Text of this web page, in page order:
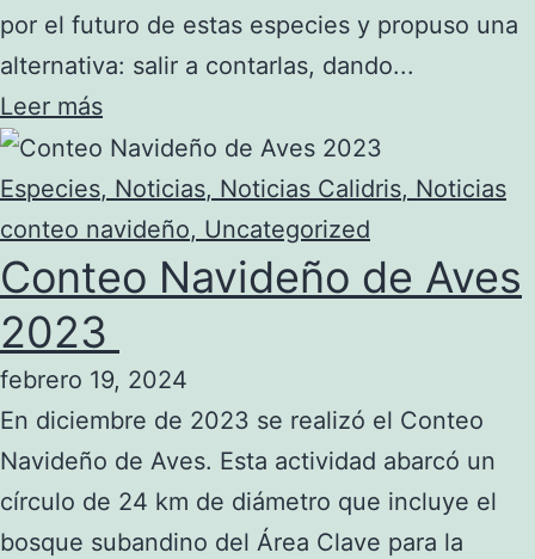
por el futuro de estas especies y propuso una
alternativa: salir a contarlas, dando...
Leer más
Especies, Noticias, Noticias Calidris, Noticias
conteo navideño, Uncategorized
Conteo Navideño de Aves
2023
febrero 19, 2024
En diciembre de 2023 se realizó el Conteo
Navideño de Aves. Esta actividad abarcó un
círculo de 24 km de diámetro que incluye el
bosque subandino del Área Clave para la